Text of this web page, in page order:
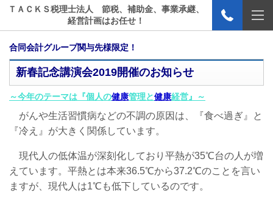
ＴＡＣＫＳ税理士法人 節税、補助金、事業承継、
経営計画はお任せ！
合同会計グループ関与先様限定！
新春記念講演会2019開催のお知らせ
～今年のテーマは『個人の健康管理と健康経営』～
がんや生活習慣病などの不調の原因は、『食べ過ぎ』と
『冷え』が大きく関係しています。
現代人の低体温が深刻化しており平熱が35℃台の人が増
えています。平熱とは本来36.5℃から37.2℃のことを言い
ますが、現代人は1℃も低下しているのです。